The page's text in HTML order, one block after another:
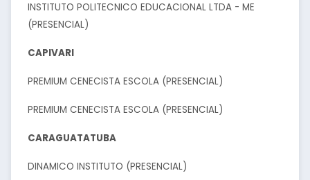
INSTITUTO POLITECNICO EDUCACIONAL LTDA - ME
(PRESENCIAL)
CAPIVARI
PREMIUM CENECISTA ESCOLA (PRESENCIAL)
PREMIUM CENECISTA ESCOLA (PRESENCIAL)
CARAGUATATUBA
DINAMICO INSTITUTO (PRESENCIAL)